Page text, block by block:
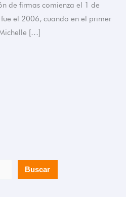
de firmas comienza el 1 de
el 2006, cuando en el primer
[…]
Buscar